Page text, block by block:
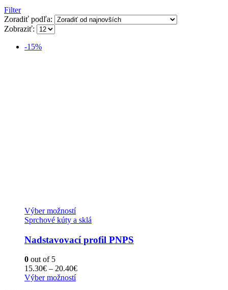
Filter
Zoradiť podľa:
Zobraziť:
-15%
Výber možnostíTento
produkt
viacero
variantov.
si
môžete
vybrať
Sprchové kúty a sklá
Nadstavovací profil PNPS
0 out of 5
15.30€ – 20.40€Price
Výber možnostíTento